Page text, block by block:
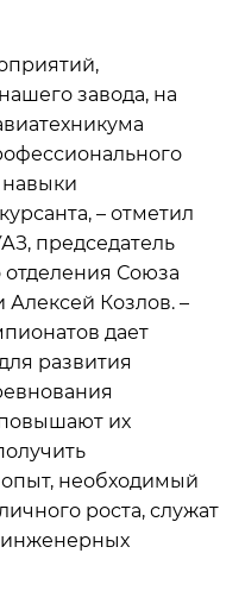
завода, на
навыки
– отметил
председатель
отделения Союза
Козлов. –
дает
развития
их
необходимый
роста, служат
инженерных